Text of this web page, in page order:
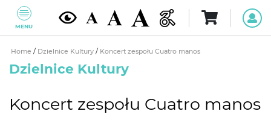
MENU
Home / Dzielnice Kultury / Koncert zespołu Cuatro manos
Dzielnice Kultury
Koncert zespołu Cuatro manos